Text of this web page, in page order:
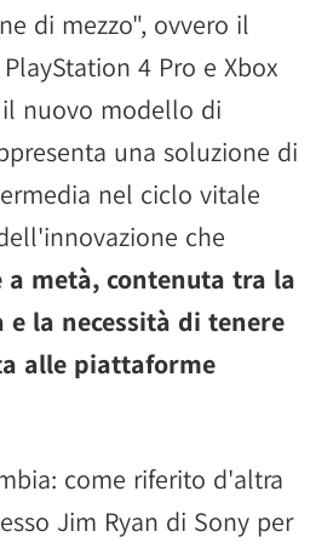
di mezzo", ovvero il
4 Pro e Xbox
il nuovo modello di
una soluzione di
nel ciclo vitale
che
a metà, contenuta tra la
la necessità di tenere
alle piattaforme
come riferito d'altra
Jim Ryan di Sony per